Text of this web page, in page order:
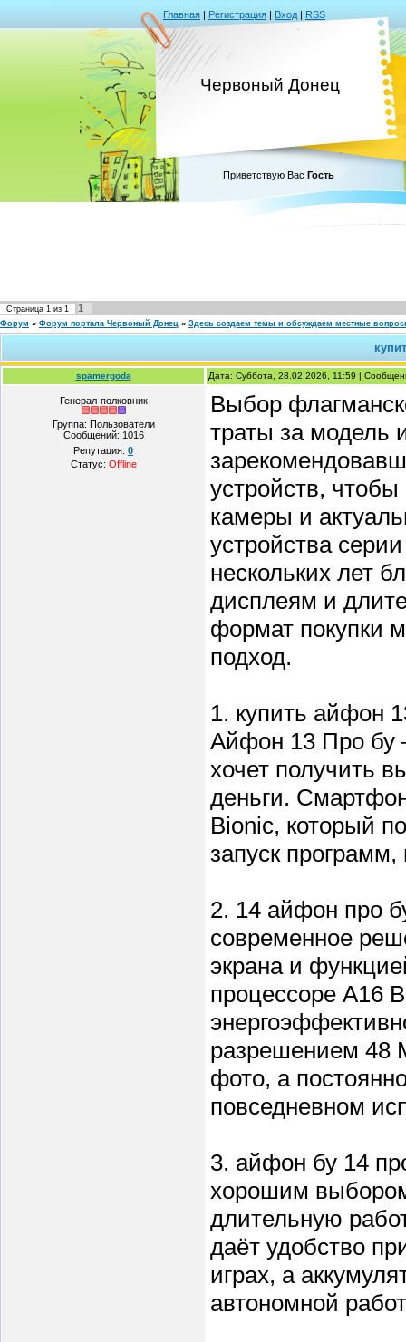
Главная | Регистрация | Вход | RSS
Червоный Донец
Приветствую Вас Гость
Страница 1 из 1 1
Форум » Форум портала Червоный Донец » Здесь создаем темы и обсуждаем местные
spamergoda Дата: Суббота, 28.02.2026, 11:59 |
Генерал-полковник
Группа: Пользователи
Сообщений: 1016
Репутация: 0
Статус: Offline
Выбор
траты за модель
устройств,
камеры и
устройства
нескольких лет
дисплеям и
формат покупки
подход.
1. купить айфон
Айфон 13 Про бу
хочет получить
деньги.
Bionic, который
запуск программ,
2. 14 айфон про
современное
экрана и
процессоре A16
разрешением 48
фото, а
повседневном
3. айфон бу 14
хорошим
длительную
даёт удобство
играх, а
автономной